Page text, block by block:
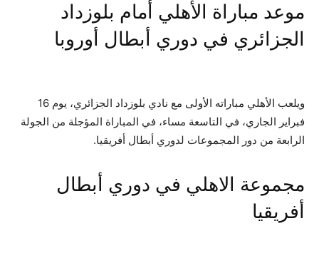
موعد مباراة الأهلي أمام بلوزداد
الجزائري في دوري أبطال أوروبا
ويلعب الأهلي مباراته الأولى مع نادي بلوزداد الجزائري، يوم 16
فبراير الجاري، في التاسعة مساء، في المباراة المؤجلة من الجولة
الرابعة من دور المجموعات لدوري أبطال أفريقيا.
مجموعة الاهلي في دوري أبطال
أفريقيا